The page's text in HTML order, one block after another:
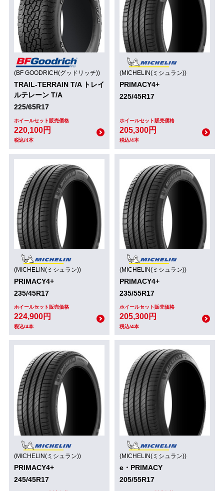
(BF GOODRICH(グッドリッチ))
TRAIL-TERRAIN T/A トレイ
ルテレーン T/A
225/65R17
ホイールセット販売価格
220,100円
税込/4本
(MICHELIN(ミシュラン))
PRIMACY4+
225/45R17
ホイールセット販売価格
205,300円
税込/4本
(MICHELIN(ミシュラン))
PRIMACY4+
235/45R17
ホイールセット販売価格
224,900円
税込/4本
(MICHELIN(ミシュラン))
PRIMACY4+
235/55R17
ホイールセット販売価格
205,300円
税込/4本
(MICHELIN(ミシュラン))
PRIMACY4+
245/45R17
(MICHELIN(ミシュラン))
e・PRIMACY
205/55R17